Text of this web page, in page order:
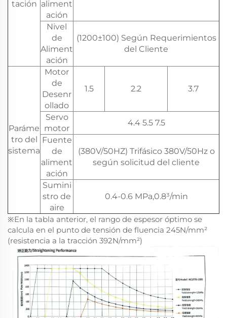
tación aliment
ación
Nivel
de
Aliment
ación
(1200±100) Según Requerimientos
del Cliente
Paráme
tro del
sistema
Motor
de
Desenr
ollado
1.5 2.2 3.7
Servo
motor
4.4 5.5 7.5
Fuente
de
aliment
ación
(380V/50HZ) Trifásico 380V/50Hz o
según solicitud del cliente
Sumini
stro de
aire
0.4-0.6 MPa,0.8³/min
※En la tabla anterior, el rango de espesor óptimo se
calcula en el punto de tensión de fluencia 245N/mm²
(resistencia a la tracción 392N/mm²)